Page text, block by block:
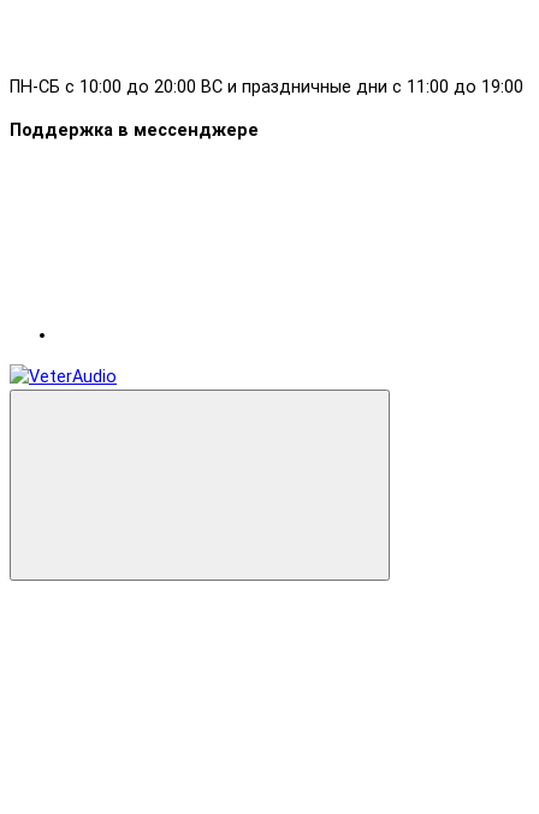
ПН-СБ с 10:00 до 20:00 ВС и праздничные дни с 11:00 до 19:00
Поддержка в мессенджере